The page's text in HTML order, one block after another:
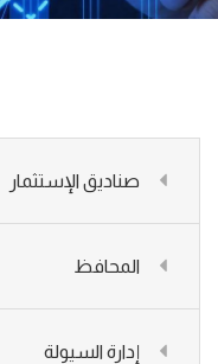
صناديق الإستثمار
المحافظ
إدارة السيولة